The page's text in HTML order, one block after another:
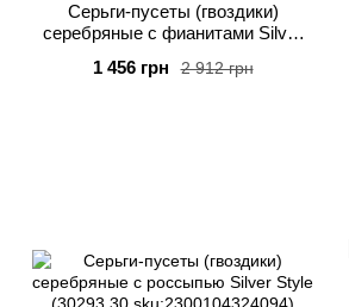
Серьги-пусеты (гвоздики)
серебряные с фианитами Silver
sku:2300103489855)
2 912 грн
1 456 грн